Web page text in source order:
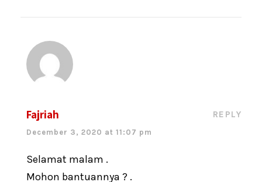
Fajriah
December 3, 2020 at 11:07 pm
REPLY
Selamat malam .
Mohon bantuannya ? .